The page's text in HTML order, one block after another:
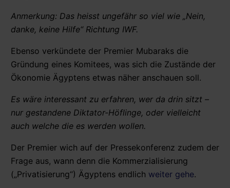
Anmerkung: Das heisst ungefähr so viel wie „Nein,
danke, keine Hilfe“ Richtung IWF.
Ebenso verkündete der Premier Mubaraks die
Gründung eines Komitees, was sich die Zustände der
Ökonomie Ägyptens etwas näher anschauen soll.
Es wäre interessant zu erfahren, wer da drin sitzt –
nur gestandene Diktator-Höflinge, oder vielleicht
auch welche die es werden wollen.
Der Premier wich auf der Pressekonferenz zudem der
Frage aus, wann denn die Kommerzialisierung
(„Privatisierung“) Ägyptens endlich weiter gehe.